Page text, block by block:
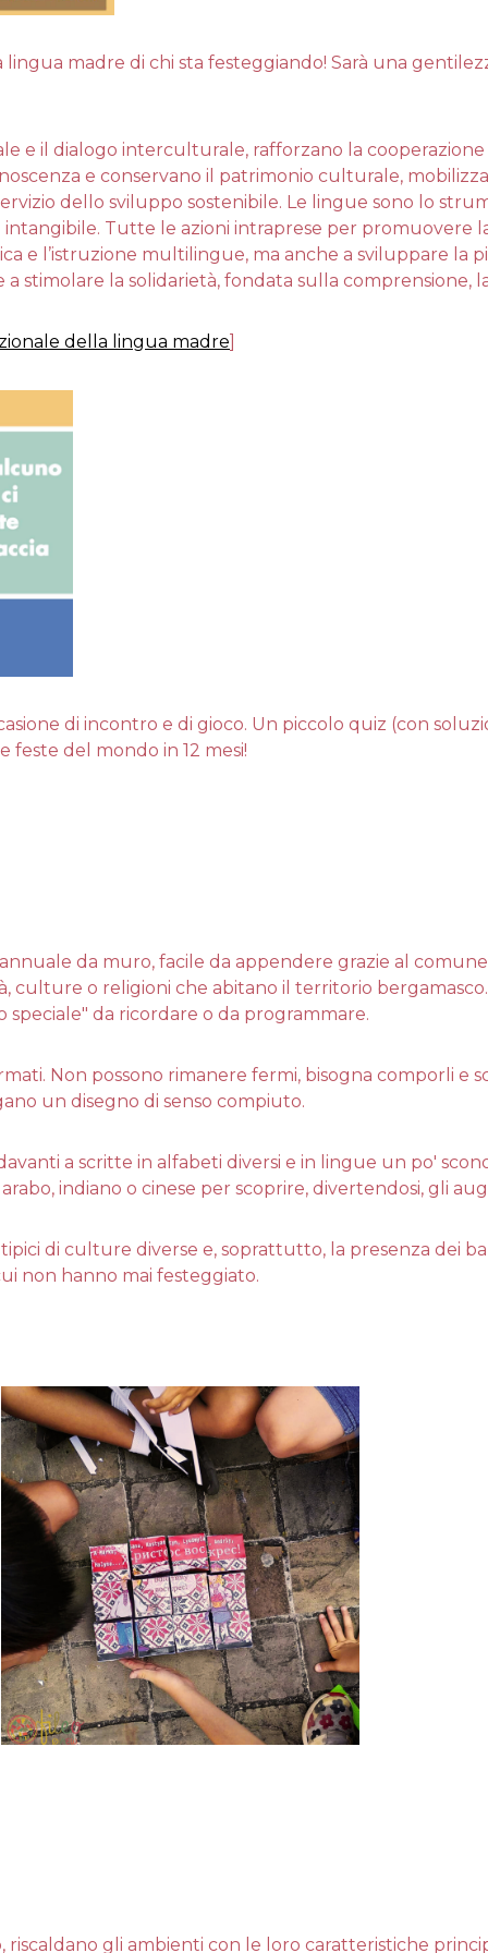
madre di chi sta festeggiando! Sarà una
e il dialogo interculturale, rafforzano la
e conservano il patrimonio culturale,
dello sviluppo sostenibile. Le lingue sono lo
Tutte le azioni intraprese per promuovere
e l’istruzione multilingue, ma anche a sviluppare la
stimolare la solidarietà, fondata sulla comprensione,
della lingua madre
di incontro e di gioco. Un piccolo quiz (con
feste del mondo in 12 mesi!
da muro, facile da appendere grazie al
culture o religioni che abitano il territorio
da ricordare o da programmare.
Non possono rimanere fermi, bisogna comporli e
un disegno di senso compiuto.
a scritte in alfabeti diversi e in lingue un po'
indiano o cinese per scoprire, divertendosi, gli
di culture diverse e, soprattutto, la presenza dei
non hanno mai festeggiato.
riscaldano gli ambienti con le loro caratteristiche